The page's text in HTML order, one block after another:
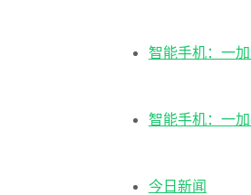
智能手机：一
智能手机：一
今日新闻